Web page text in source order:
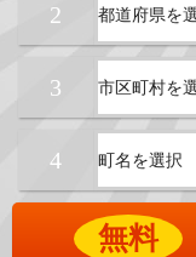
2
3
4
無料